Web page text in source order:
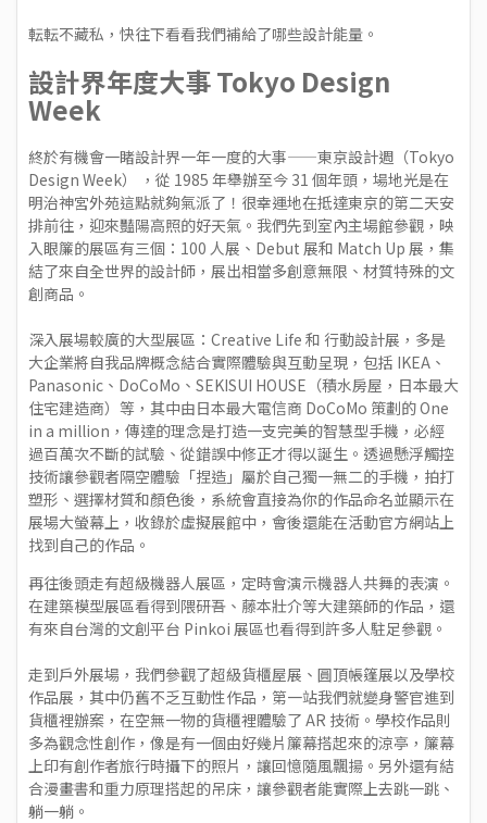
転転不藏私，快往下看看我們補給了哪些設計能量。
設計界年度大事 Tokyo Design
Week
終於有機會一睹設計界一年一度的大事——東京設計週 （Tokyo
Design Week） ，從 1985 年舉辦至今 31 個年頭，場地光是在
明治神宮外苑這點就夠氣派了！很幸運地在抵達東京的第二天安
排前往，迎來豔陽高照的好天氣。我們先到室內主場館參觀，映
入眼簾的展區有三個：100 人展、Debut 展和 Match Up 展，集
結了來自全世界的設計師，展出相當多創意無限、材質特殊的文
創商品。
深入展場較廣的大型展區：Creative Life 和 行動設計展，多是
大企業將自我品牌概念結合實際體驗與互動呈現，包括 IKEA、
Panasonic、DoCoMo、 SEKISUI HOUSE （積水房屋，日本最大
住宅建造商）等，其中由日本最大電信商 DoCoMo 策劃的One
in a million ，傳達的理念是打造一支完美的智慧型手機，必經
過百萬次不斷的試驗、從錯誤中修正才得以誕生。透過懸浮觸控
技術讓參觀者隔空體驗「捏造」屬於自己獨一無二的手機，拍打
塑形、選擇材質和顏色後，系統會直接為你的作品命名並顯示在
展場大螢幕上，收錄於虛擬展館中，會後還能在活動官方網站上
找到自己的作品。
再往後頭走有超級機器人展區，定時會演示機器人共舞的表演。
在建築模型展區看得到隈研吾、藤本壯介等大建築師的作品，還
有來自台灣的文創平台 Pinkoi 展區也看得到許多人駐足參觀。
走到戶外展場，我們參觀了超級貨櫃屋展、圓頂帳篷展以及學校
作品展，其中仍舊不乏互動性作品，第一站我們就變身警官進到
貨櫃裡辦案，在空無一物的貨櫃裡體驗了 AR 技術。學校作品則
多為觀念性創作，像是有一個由好幾片簾幕搭起來的涼亭，簾幕
上印有創作者旅行時攝下的照片，讓回憶隨風飄揚。另外還有結
合漫畫書和重力原理搭起的吊床，讓參觀者能實際上去跳一跳、
躺一躺。